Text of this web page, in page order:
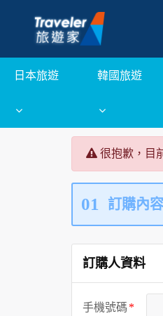
日本旅遊 韓國旅遊
很抱歉，目
01 訂購內
訂購人資料
手機號碼